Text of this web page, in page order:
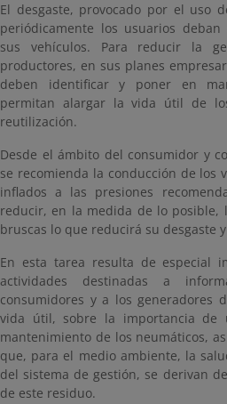
El desgaste, provocado por el uso
periódicamente los usuarios
sus vehículos. Para reducir la
productores, en sus planes
deben identificar y poner en
permitan alargar la vida útil de
reutilización.
Desde el ámbito del consumidor y
se recomienda la conducción de los
inflados a las presiones
reducir, en la medida de lo posible,
bruscas lo que reducirá su desgaste
En esta tarea resulta de especial
actividades destinadas a
consumidores y a los generadores
vida útil, sobre la importancia de
mantenimiento de los neumáticos,
que, para el medio ambiente, la
del sistema de gestión, se derivan
de este residuo.